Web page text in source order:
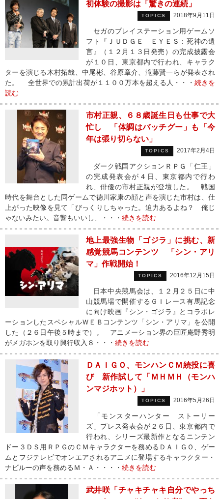
初体験の撮影は「驚きの連続」
TOPICS 2018年9月11日
セガのプレイステーション用ゲームソ
フト『ＪＵＤＧＥ ＥＹＥＳ：死神の遺
言』（１２月１３日発売）の完成披露会
が１０日、東京都内で行われ、キャラク
ターを演じる木村拓哉、中尾彬、谷原章介、滝藤賢一らが発表され
た。 全世界での累計出荷が１１００万本を超える人・・・ 続きを
読む
市村正親、６８歳誕生日も仕事で大
忙し 「体調はバッチグー」も「今
年は張り切らない」
TOPICS 2017年2月4日
ダーク戦国アクションＲＰＧ「仁王」
の完成発表会が４日、東京都内で行わ
れ、俳優の市村正親が登壇した。 戦国
時代を舞台とした同ゲームで徳川家康の顔と声を演じた市村は、仕
上がった映像を見て「びっくりしちゃった。迫力あるよね？ 俺じ
ゃないみたい。音響もいいし、・・・ 続きを読む
地上最強生物「ゴジラ」に挑む、新
感覚競馬コンテンツ 「シン・アリ
マ」作戦開始！
TOPICS 2016年12月15日
日本中央競馬会は、１２月２５日に中
山競馬場で開催するＧＩレース有馬記念
に向け映画『シン・ゴジラ』とコラボレ
ーションしたスペシャルＷＥＢコンテンツ「シン・アリマ」を公開
した（２６日午後５時まで）。 アニメーション界の巨匠庵野秀明
がメガホンを取り興行収入８・・・ 続きを読む
ＤＡＩＧＯ、モンハンＣＭ続投に喜
び 新作試して「ＭＨＭＨ（モンハ
ンマジホット）」
TOPICS 2016年5月26日
「モンスターハンター ストーリー
ズ」プレス発表会が２６日、東京都内で
行われ、シリーズ最新作となるニンテン
ドー３ＤＳ用ＲＰＧのＣＭキャラクターを務めるＤＡＩＧＯ、ゲー
ムとフジテレビでオンエアされるアニメに登場するキャラクター・
ナビルーの声を務めるＭ・Ａ・・・・ 続きを読む
武井咲「チャキチャキ自分でやっち